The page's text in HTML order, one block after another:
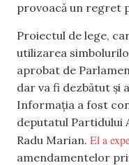
provoacă un regret
Proiectul de lege,
utilizarea
aprobat de
dar va fi dezbătut și
Informația a fost
deputatul Partidului
Radu Marian. El a
amendamentelor